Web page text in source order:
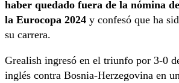
haber quedado fuera de la nómina
la Eurocopa 2024 y confesó que ha
su carrera.
Grealish ingresó en el triunfo por 3-0
inglés contra Bosnia-Herzegovina en